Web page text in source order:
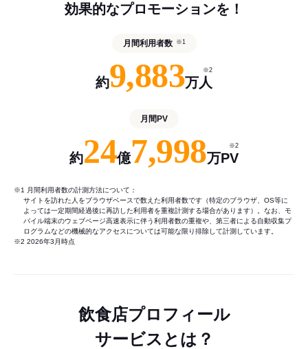
効果的なプロモーションを！
月間利用者数 ※1
約9,883万人
※2
月間PV
約24億7,998万PV
※2
※1 月間利用者数の計測方法について：
サイトを訪れた人をブラウザベースで数えた利用者数です（特定のブラウザ、OS等に
よっては一定期間経過後に再訪した利用者を重複計測する場合があります）。なお、モ
バイル端末のウェブページ高速表示に伴う利用者数の重複や、第三者による自動収集プ
ログラムなどの機械的なアクセスについては可能な限り排除して計測しています。
※2 2026年3月時点
飲食店プロフィール
サービスとは？